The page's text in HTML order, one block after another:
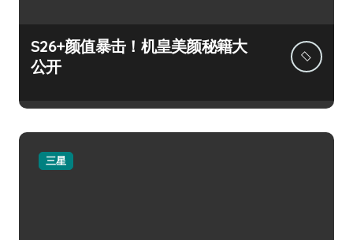
S26+颜值暴击！机皇美颜秘籍大
公开
三星